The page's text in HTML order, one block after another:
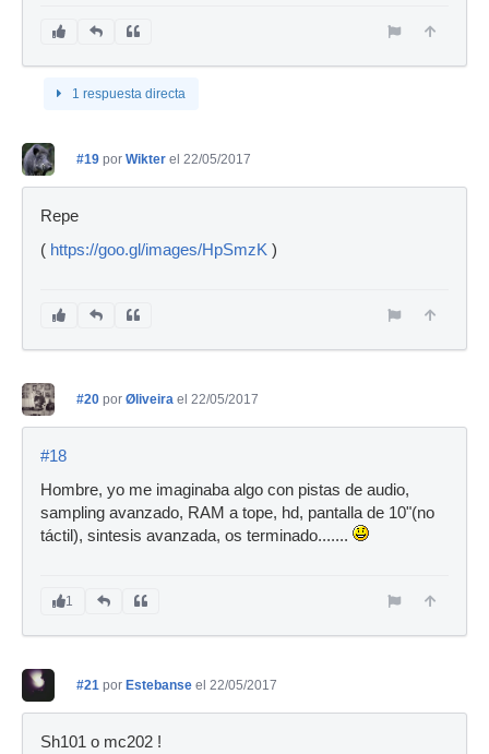
1 respuesta directa
#19 por Wikter el 22/05/2017
Repe
( https://goo.gl/images/HpSmzK )
#20 por Øliveira el 22/05/2017
#18
Hombre, yo me imaginaba algo con pistas de audio,
sampling avanzado, RAM a tope, hd, pantalla de 10"(no
táctil), sintesis avanzada, os terminado.......
1
#21 por Estebanse el 22/05/2017
Sh101 o mc202 !